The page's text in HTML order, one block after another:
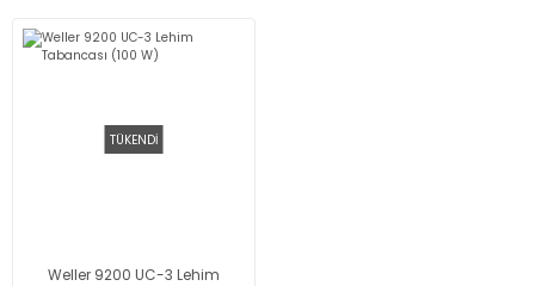
TÜKENDİ
Weller 9200 UC-3 Lehim